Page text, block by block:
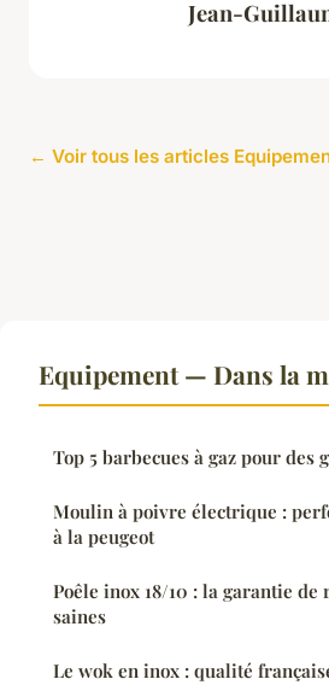
Jean-
← Voir tous les articles
Equipement — Dans la
Top 5 barbecues à gaz pour
Moulin à poivre électrique :
à la peugeot
Poêle inox 18/10 : la garantie de
saines
Le wok en inox : qualité